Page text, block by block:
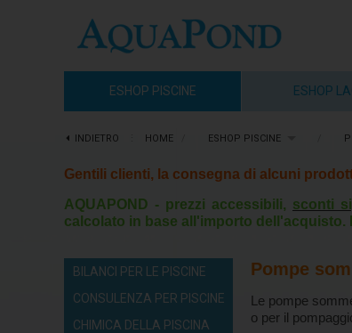
ESHOP PISCINE ESHOP
INDIETRO HOME ESHOP PISCINE
Gentili clienti, la consegna di alcuni
AQUAPOND - prezzi accessibili, sconti
calcolato in base all'importo
BILANCI PER LE PISCINE
CONSULENZA PER PISCINE
CHIMICA DELLA PISCINA
Pompe
Le pompe
o per il